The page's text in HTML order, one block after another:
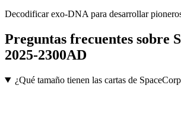
Decodificar exo-DNA para desarrollar
Preguntas frecuentes sobre
2025-2300AD
¿Qué tamaño tienen las cartas de